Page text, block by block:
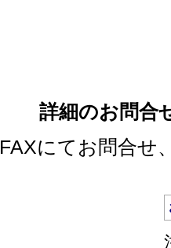
詳細のお問合
FAXにてお問合せ